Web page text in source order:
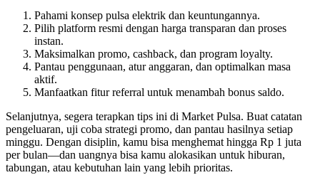
Pahami konsep pulsa elektrik dan keuntungannya.
Pilih platform resmi dengan harga transparan dan proses
instan.
Maksimalkan promo, cashback, dan program loyalty.
Pantau penggunaan, atur anggaran, dan optimalkan masa
aktif.
Manfaatkan fitur referral untuk menambah bonus saldo.
Selanjutnya, segera terapkan tips ini di Market Pulsa. Buat catatan
pengeluaran, uji coba strategi promo, dan pantau hasilnya setiap
minggu. Dengan disiplin, kamu bisa menghemat hingga Rp 1 juta
per bulan—dan uangnya bisa kamu alokasikan untuk hiburan,
tabungan, atau kebutuhan lain yang lebih prioritas.